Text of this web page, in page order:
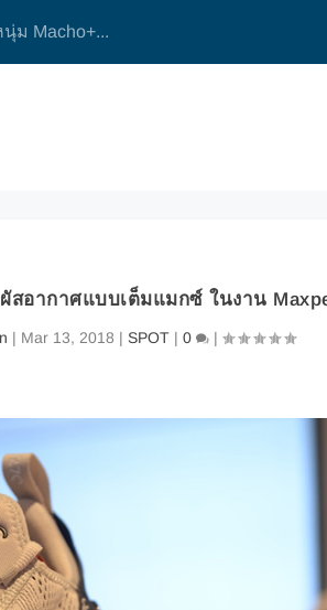
ม Macho+...
สอากาศแบบเต็มแมกซ์ ในงาน
| Mar 13, 2018 | SPOT |0 |